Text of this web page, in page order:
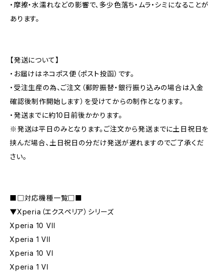
・摩擦・水濡れなどの影響で、多少色落ち・ムラ・シミになることが
あります。
【発送について】
・お届けはネコポス便（ポスト投函）です。
・受注生産の為、ご注文（郵貯振替・銀行振り込みの場合は入金
確認後制作開始します）を受けてからの制作となります。
・発送までに約10日前後かかります。
※発送は平日のみとなります。ご注文から発送までに土日祝日を
挟んだ場合、土日祝日の分だけ発送が遅れますのでご了承くだ
さい。
■□対応機種一覧□■
▼Xperia（エクスペリア）シリーズ
Xperia 10 VII
Xperia 1 VII
Xperia 10 VI
Xperia 1 VI